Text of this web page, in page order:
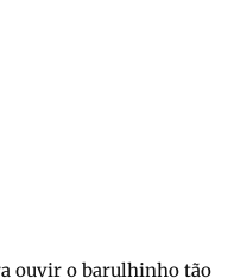
ouvir o barulhinho tão